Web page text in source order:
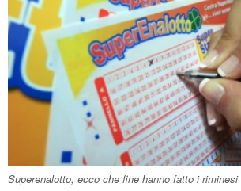
Superenalotto, ecco che fine hanno fatto i